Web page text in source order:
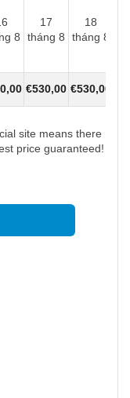
8
17
tháng 8
18
tháng 8
,00 €530,00 €530,00
site means there
price guaranteed!